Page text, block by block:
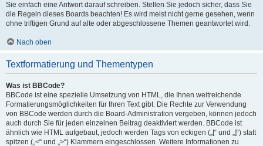
Sie einfach eine Antwort darauf schreiben. Stellen Sie jedoch sicher, dass Sie
die Regeln dieses Boards beachten! Es wird meist nicht gerne gesehen, wenn
ohne triftigen Grund auf alte oder abgeschlossene Themen geantwortet wird.
Nach oben
Textformatierung und Thementypen
Was ist BBCode?
BBCode ist eine spezielle Umsetzung von HTML, die Ihnen weitreichende
Formatierungsmöglichkeiten für Ihren Text gibt. Die Rechte zur Verwendung
von BBCode werden durch die Board-Administration vergeben, können jedoch
auch durch Sie für jeden einzelnen Beitrag deaktiviert werden. BBCode ist
ähnlich wie HTML aufgebaut, jedoch werden Tags von eckigen („[“ und „]“) statt
spitzen („<“ und „>“) Klammern eingeschlossen. Weitere Informationen zu